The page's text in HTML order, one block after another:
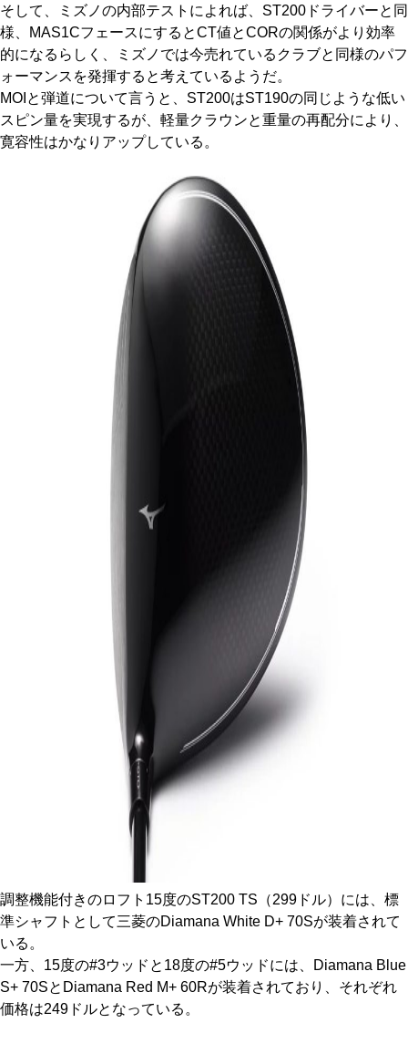
そして、ミズノの内部テストによれば、ST200ドライバーと同
様、MAS1CフェースにするとCT値とCORの関係がより効率
的になるらしく、ミズノでは今売れているクラブと同様のパフ
ォーマンスを発揮すると考えているようだ。
MOIと弾道について言うと、ST200はST190の同じような低い
スピン量を実現するが、軽量クラウンと重量の再配分により、
寛容性はかなりアップしている。
調整機能付きのロフト15度のST200 TS（299ドル）には、標
準シャフトとして三菱のDiamana White D+ 70Sが装着されて
いる。
一方、15度の#3ウッドと18度の#5ウッドには、Diamana Blue
S+ 70SとDiamana Red M+ 60Rが装着されており、それぞれ
価格は249ドルとなっている。